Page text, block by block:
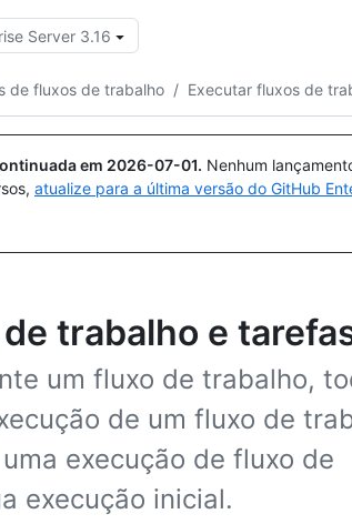
Server 3.16
de fluxos de trabalho / Executar fluxos de
em 2026-07-01. Nenhum
atualize para a última versão do GitHub
trabalho e
um fluxo de trabalho,
de um fluxo de
execução de fluxo de
execução inicial.